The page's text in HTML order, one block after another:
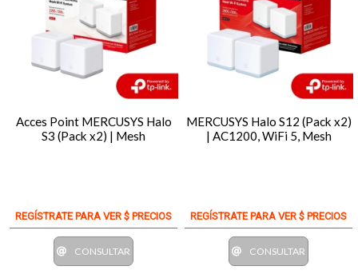
Acces Point MERCUSYS Halo
S3 (Pack x2) | Mesh
REGÍSTRATE PARA VER $ PRECIOS
CONSULTAR
MERCUSYS Halo S12 (Pack x2)
| AC1200, WiFi 5, Mesh
REGÍSTRATE PARA VER $ PRECIOS
CONSULTAR